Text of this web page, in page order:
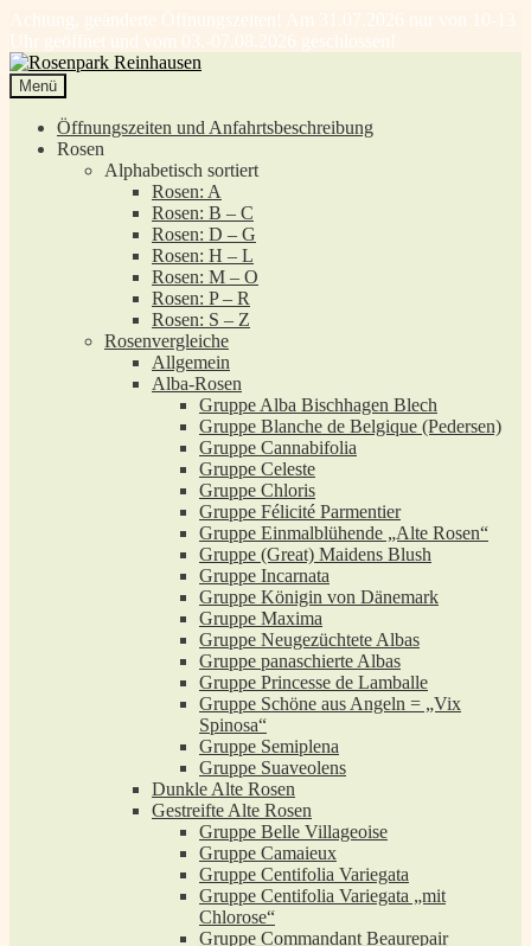
Achtung, geänderte Öffnungszeiten! Am 31.07.2026 nur von 10-13
Uhr geöffnet und vom 03.-07.08.2026 geschlossen!
Zur
Navigation
springen
Zum
Inhalt
springen
Menü
Öffnungszeiten und Anfahrtsbeschreibung
Rosen
Alphabetisch sortiert
Rosen: A
Rosen: B – C
Rosen: D – G
Rosen: H – L
Rosen: M – O
Rosen: P – R
Rosen: S – Z
Rosenvergleiche
Allgemein
Alba-Rosen
Gruppe Alba Bischhagen Blech
Gruppe Blanche de Belgique (Pedersen)
Gruppe Cannabifolia
Gruppe Celeste
Gruppe Chloris
Gruppe Félicité Parmentier
Gruppe Einmalblühende „Alte Rosen“
Gruppe (Great) Maidens Blush
Gruppe Incarnata
Gruppe Königin von Dänemark
Gruppe Maxima
Gruppe Neugezüchtete Albas
Gruppe panaschierte Albas
Gruppe Princesse de Lamballe
Gruppe Schöne aus Angeln = „Vix
Spinosa“
Gruppe Semiplena
Gruppe Suaveolens
Dunkle Alte Rosen
Gestreifte Alte Rosen
Gruppe Belle Villageoise
Gruppe Camaieux
Gruppe Centifolia Variegata
Gruppe Centifolia Variegata „mit
Chlorose“
Gruppe Commandant Beaurepair